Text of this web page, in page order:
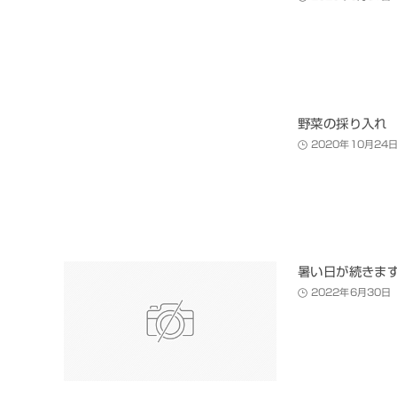
野菜の採り入れ
2020年10月24日
暑い日が続きます
2022年6月30日